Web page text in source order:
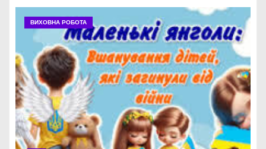
ВИХОВНА РОБОТА